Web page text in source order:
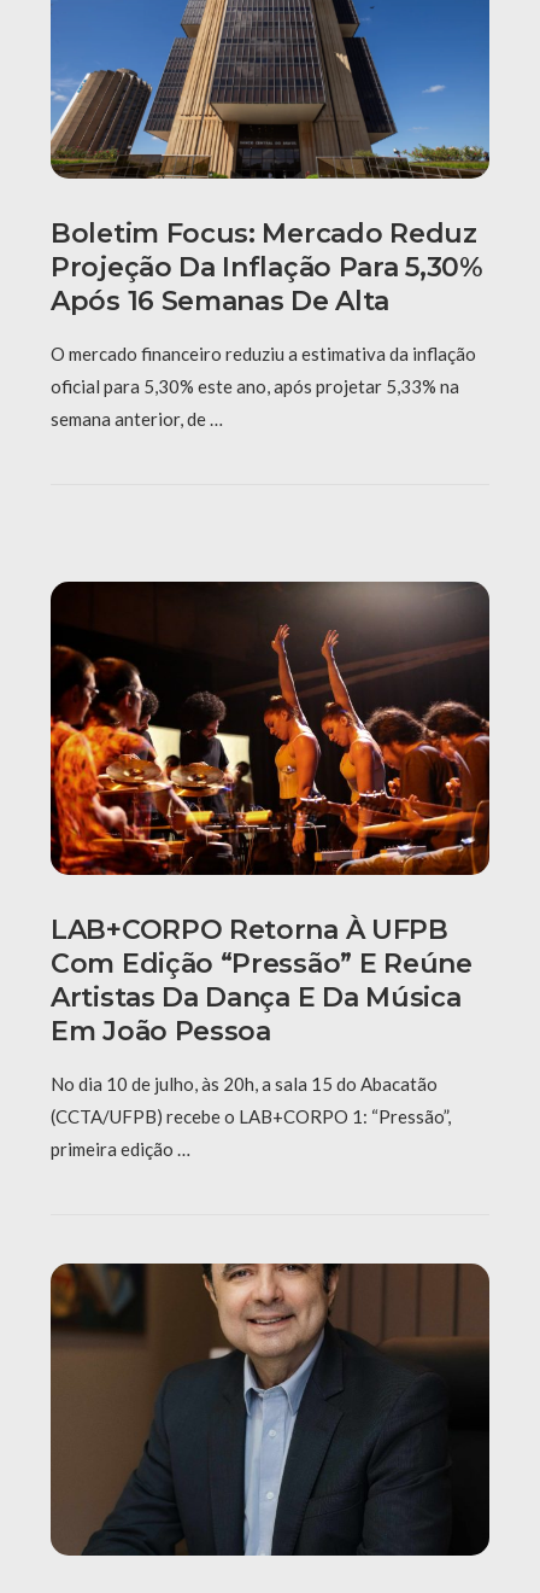
Boletim Focus: Mercado Reduz
Projeção Da Inflação Para 5,30%
Após 16 Semanas De Alta
O mercado financeiro reduziu a estimativa da inflação
oficial para 5,30% este ano, após projetar 5,33% na
semana anterior, de …
LAB+CORPO Retorna À UFPB
Com Edição “Pressão” E Reúne
Artistas Da Dança E Da Música
Em João Pessoa
No dia 10 de julho, às 20h, a sala 15 do Abacatão
(CCTA/UFPB) recebe o LAB+CORPO 1: “Pressão”,
primeira edição …